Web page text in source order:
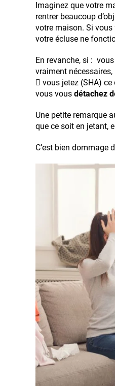
Imaginez que votre
rentrer beaucoup
votre maison. Si vous
votre écluse ne
En revanche, si :
vraiment nécessaires,
 vous jetez (SHA)
vous vous détachez
Une petite remarque
que ce soit en jetant,
C’est bien dommage